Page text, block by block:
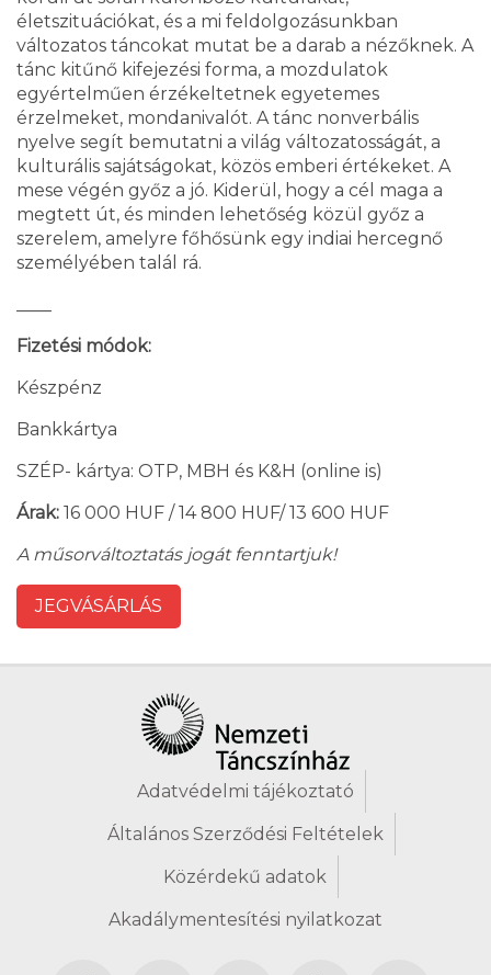
életszituációkat, és a mi feldolgozásunkban
változatos táncokat mutat be a darab a nézőknek. A
tánc kitűnő kifejezési forma, a mozdulatok
egyértelműen érzékeltetnek egyetemes
érzelmeket, mondanivalót. A tánc nonverbális
nyelve segít bemutatni a világ változatosságát, a
kulturális sajátságokat, közös emberi értékeket. A
mese végén győz a jó. Kiderül, hogy a cél maga a
megtett út, és minden lehetőség közül győz a
szerelem, amelyre főhősünk egy indiai hercegnő
személyében talál rá.
Fizetési módok:
Készpénz
Bankkártya
SZÉP- kártya: OTP, MBH és K&H (online is)
Árak: 16 000 HUF / 14 800 HUF/ 13 600 HUF
A műsorváltoztatás jogát fenntartjuk!
JEGVÁSÁRLÁS
Adatvédelmi tájékoztató
Általános Szerződési Feltételek
Közérdekű adatok
Akadálymentesítési nyilatkozat